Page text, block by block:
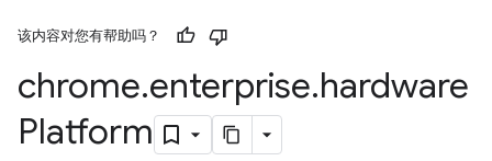
该内容对您有帮助吗？
chrome.enterprise.hardware
Platform